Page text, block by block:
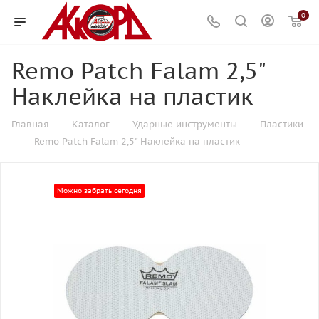
0
Remo Patch Falam 2,5"
Наклейка на пластик
Главная — Каталог — Ударные инструменты — Пластики
— Remo Patch Falam 2,5" Наклейка на пластик
Можно забрать сегодня